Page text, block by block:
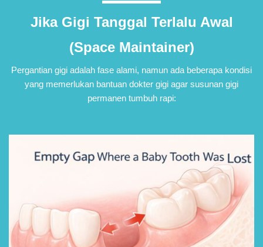
Jika Gigi Tanggal Terlalu Awal
(Space Maintainer)
Pergantian gigi adalah fase alami, namun ada beberapa kondisi
yang memerlukan bantuan dokter gigi agar susunan gigi
permanen tumbuh rapi: